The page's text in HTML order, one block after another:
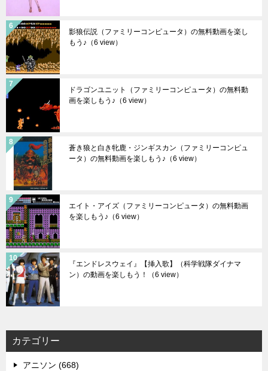
影狼伝説（ファミリーコンピュータ）の無料動画を楽し
もう♪ （6 view）
ドラゴンユニット（ファミリーコンピュータ）の無料動
画を楽しもう♪ （6 view）
蒼き狼と白き牝鹿・ジンギスカン（ファミリーコンピュ
ータ）の無料動画を楽しもう♪ （6 view）
エイト・アイズ（ファミリーコンピュータ）の無料動画
を楽しもう♪ （6 view）
『エンドレスウェイ』【挿入歌】（科学戦隊ダイナマ
ン）の動画を楽しもう！
（6 view）
カテゴリー
アニソン (668)